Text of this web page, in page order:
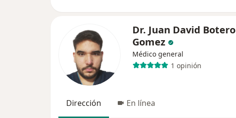
Dr. Juan David Botero
Gomez
Médico general
1 opinión
Dirección En línea